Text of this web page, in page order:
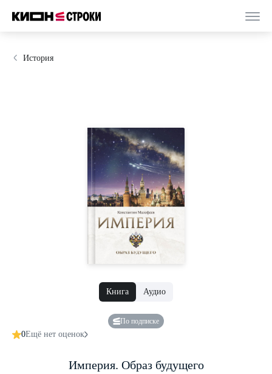
История
Книга Аудио
По подписке
0Ещё нет оценок
Империя. Образ будущего